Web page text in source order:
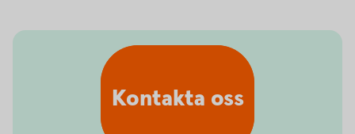
Kontakta oss